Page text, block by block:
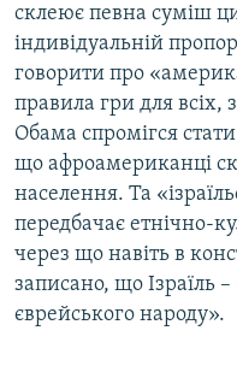
склеює певна суміш
індивідуальній
говорити про
правила гри для
Обама спромігся
що афроамериканці
населення. Та
передбачає етнічно-
через що навіть в
записано, що Ізраїль
єврейського народу».